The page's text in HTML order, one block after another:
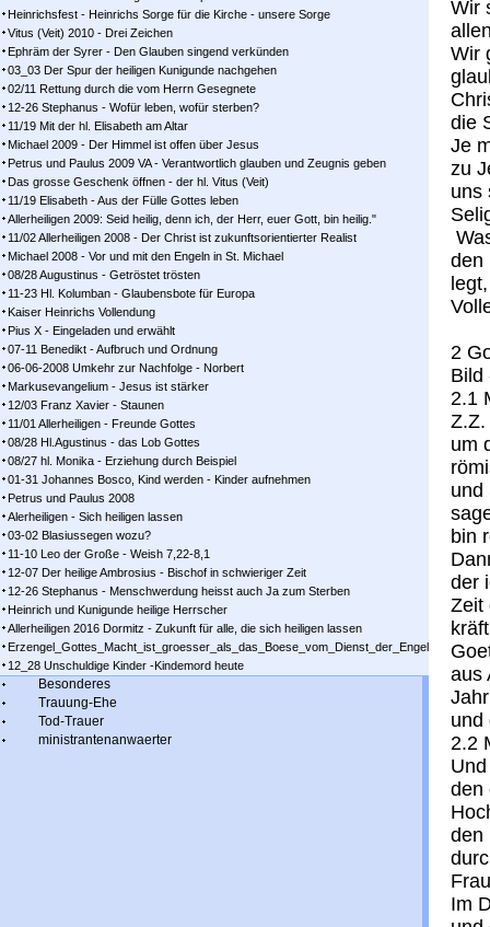
Heinrichsfest - Heinrichs Sorge für die Kirche - unsere Sorge
Vitus (Veit) 2010 - Drei Zeichen
Ephräm der Syrer - Den Glauben singend verkünden
03_03 Der Spur der heiligen Kunigunde nachgehen
02/11 Rettung durch die vom Herrn Gesegnete
12-26 Stephanus - Wofür leben, wofür sterben?
11/19 Mit der hl. Elisabeth am Altar
Michael 2009 - Der Himmel ist offen über Jesus
Petrus und Paulus 2009 VA - Verantwortlich glauben und Zeugnis geben
Das grosse Geschenk öffnen - der hl. Vitus (Veit)
11/19 Elisabeth - Aus der Fülle Gottes leben
Allerheiligen 2009: Seid heilig, denn ich, der Herr, euer Gott, bin heilig."
11/02 Allerheiligen 2008 - Der Christ ist zukunftsorientierter Realist
Michael 2008 - Vor und mit den Engeln in St. Michael
08/28 Augustinus - Getröstet trösten
11-23 Hl. Kolumban - Glaubensbote für Europa
Kaiser Heinrichs Vollendung
Pius X - Eingeladen und erwählt
07-11 Benedikt - Aufbruch und Ordnung
06-06-2008 Umkehr zur Nachfolge - Norbert
Markusevangelium - Jesus ist stärker
12/03 Franz Xavier - Staunen
11/01 Allerheiligen - Freunde Gottes
08/28 Hl.Agustinus - das Lob Gottes
08/27 hl. Monika - Erziehung durch Beispiel
01-31 Johannes Bosco, Kind werden - Kinder aufnehmen
Petrus und Paulus 2008
Alerheiligen - Sich heiligen lassen
03-02 Blasiussegen wozu?
11-10 Leo der Große - Weish 7,22-8,1
12-07 Der heilige Ambrosius - Bischof in schwieriger Zeit
12-26 Stephanus - Menschwerdung heisst auch Ja zum Sterben
Heinrich und Kunigunde heilige Herrscher
Allerheiligen 2016 Dormitz - Zukunft für alle, die sich heiligen lassen
Erzengel_Gottes_Macht_ist_groesser_als_das_Boese_vom_Dienst_der_Engel
12_28 Unschuldige Kinder -Kindemord heute
Besonderes
Trauung-Ehe
Tod-Trauer
ministrantenanwaerter
Wir
Wir
die
Je
zu
uns
den
2
Bild
2.1
Z.Z.
um
und
bin
der
Zeit
aus
und
2.2
den
den
Im